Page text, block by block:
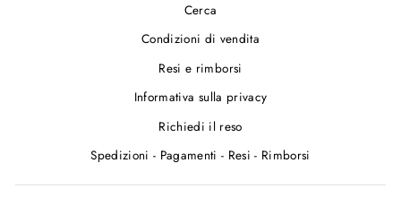
Cerca
Condizioni di vendita
Resi e rimborsi
Informativa sulla privacy
Richiedi il reso
Spedizioni - Pagamenti - Resi - Rimborsi